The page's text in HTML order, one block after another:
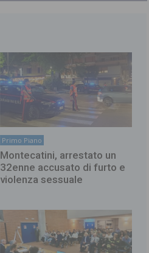
Primo Piano
Montecatini, arrestato un
32enne accusato di furto e
violenza sessuale